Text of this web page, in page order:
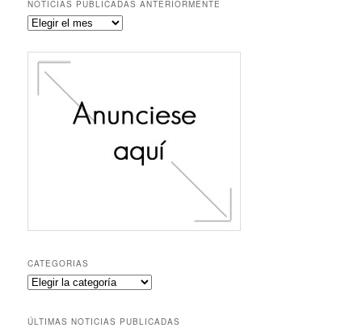
NOTICIAS PUBLICADAS ANTERIORMENTE
Noticias
anteriormente
CATEGORIAS
Categorias
ÚLTIMAS NOTICIAS PUBLICADAS